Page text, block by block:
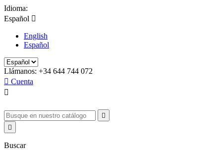
Idioma:
Español 
English
Español
Llámanos: +34 644 744 072
 Cuenta



Buscar